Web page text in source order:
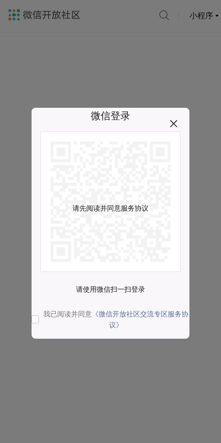
小程序
微信登录
请先阅读并同意服务协议
请使用微信扫一扫登录
我已阅读并同意 《微信开放社区交流专区服务协
议》